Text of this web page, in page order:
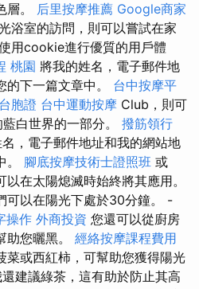
層。 后里按摩推薦 Google商家
浴室的訪問，則可以嘗試在家
用cookie進行優質的用戶體
桃園 將我的姓名，電子郵件地
下一篇文章中。 台中按摩平
台胞證 台中運動按摩 Club，則可
白世界的一部分。 撥筋領行
，電子郵件地址和我的網站地
。 腳底按摩技術士證照班 或
在太陽熄滅時始終將其應用。
可以在陽光下處於30分鐘。 -
操作 外商投資 您還可以從廚房
助您曬黑。 經絡按摩課程費用
菜或西紅柿，可幫助您獲得陽光
建議綠茶，這有助於防止其高